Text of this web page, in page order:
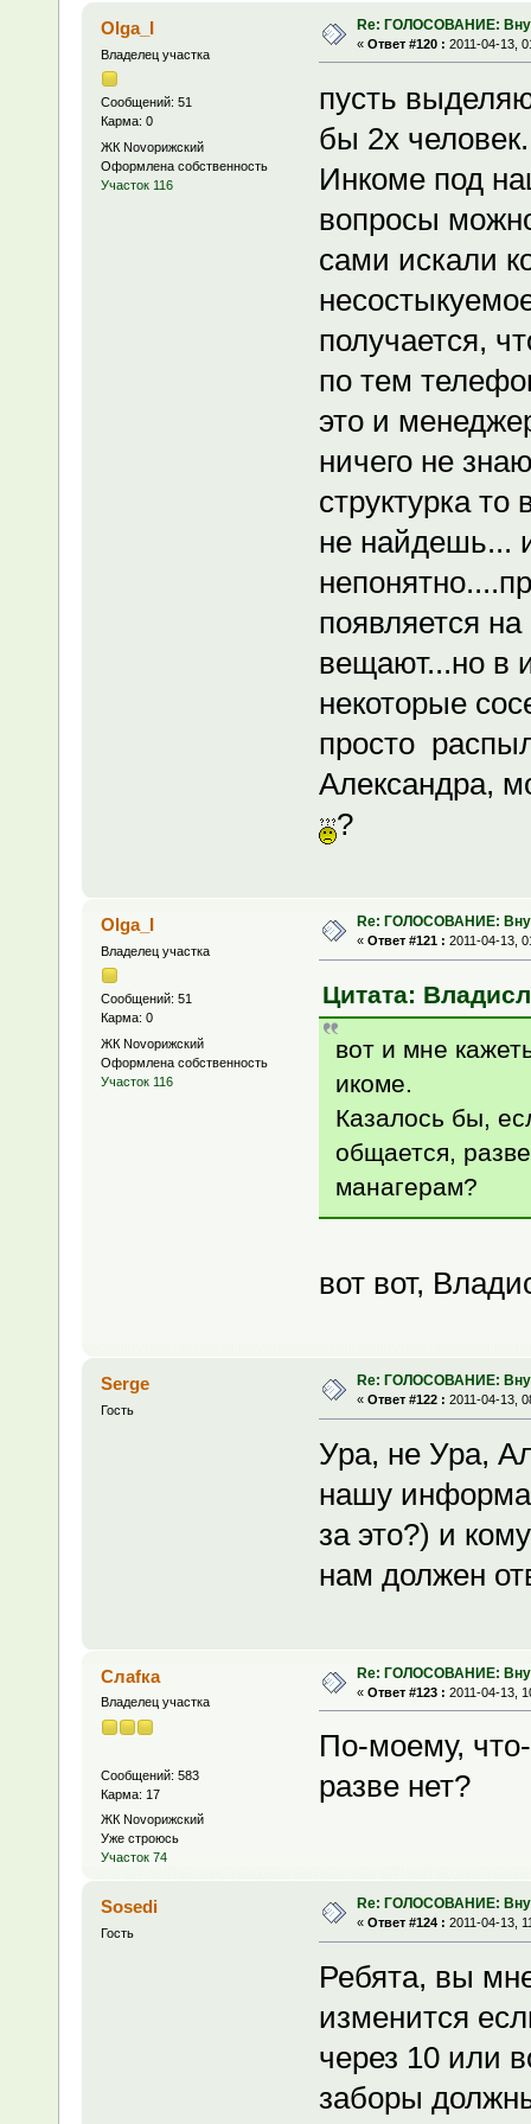
Olga_I
Владелец участка
Сообщений: 51
Карма: 0
ЖК Novoрижский
Оформлена собственность
Участок 116
Re: ГОЛОСОВАНИЕ:
« Ответ #120 : 2011-04-13,
пусть
бы 2х
Инкоме под
вопросы
сами искали
получается,
по тем
это и
ничего не
структурка
не найдешь...
появляется
вещают...но в
некоторые
просто
Александра,
?
Olga_I
Владелец участка
Сообщений: 51
Карма: 0
ЖК Novoрижский
Оформлена собственность
Участок 116
Re: ГОЛОСОВАНИЕ:
« Ответ #121 : 2011-04-13,
Цитата:
вот и мне
икоме.
Казалось бы,
общается,
манагерам?
вот вот,
Serge
Гость
Re: ГОЛОСОВАНИЕ:
« Ответ #122 : 2011-04-13,
Ура, не Ура,
нашу
за это?) и
нам должен
Слаfка
Владелец участка
Сообщений: 583
Карма: 17
ЖК Novoрижский
Уже строюсь
Участок 74
Re: ГОЛОСОВАНИЕ:
« Ответ #123 : 2011-04-13,
По-моему,
разве нет?
Sosedi
Гость
Re: ГОЛОСОВАНИЕ:
« Ответ #124 : 2011-04-13,
Ребята, вы
изменится
через 10 или
заборы